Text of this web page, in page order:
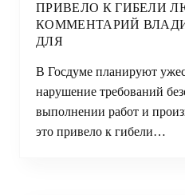
ПРИВЕЛО К ГИБЕЛИ
КОММЕНТАРИЙ
ДЛЯ
В Госдуме планируют
нарушение требований
выполнении работ и
это привело к гибели…